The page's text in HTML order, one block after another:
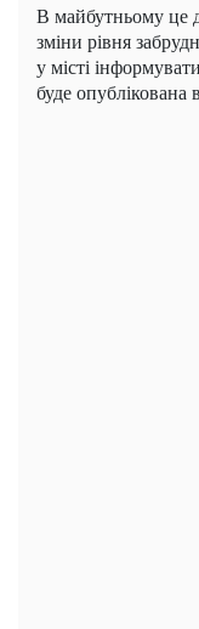
В майбутньому це
зміни рівня
у місті
буде опублікована